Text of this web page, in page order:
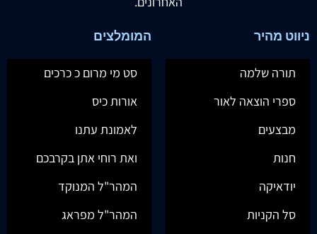
ניווט מהיר
תורה שלמה
ספרי הוצאה לאור
מבצעים
חנות
יודאיקה
סל הקניות
המומלצים
סט מי מרום כ כרכים
אורות כיס
לאמונת עתנו
ואת רוחי אתן בקרבכם
המהר"ל המנוקד
המהר"ל מפראג